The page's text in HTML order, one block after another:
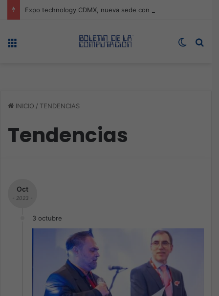
Switch
INICIO / TENDENCIAS
Tendencias
Oct
- 2023 -
3 octubre